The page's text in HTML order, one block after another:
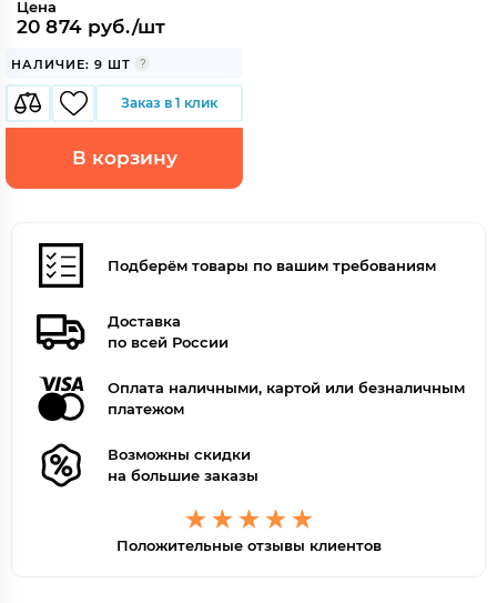
Цена
20 874 руб./шт
НАЛИЧИЕ: 9 ШТ
Заказ в 1 клик
В корзину
Подберём товары по вашим требованиям
Доставка
по всей России
Оплата наличными, картой или безналичным
платежом
Возможны скидки
на большие заказы
Положительные отзывы клиентов